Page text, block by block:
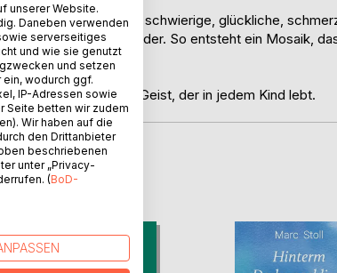
Heitere, schwierige, glückliche,
gleichwertig aneinander. So entsteht ein Mosaik,
lässt.
unerschütterlichen Geist, der in jedem Kind lebt.
BoD
unserer Website.
Daneben verwenden
serverseitiges
und wie sie genutzt
und setzen
wodurch ggf.
IP-Adressen sowie
Seite betten wir zudem
Wir haben auf die
den Drittanbieter
beschriebenen
unter „Privacy-
(BoD-